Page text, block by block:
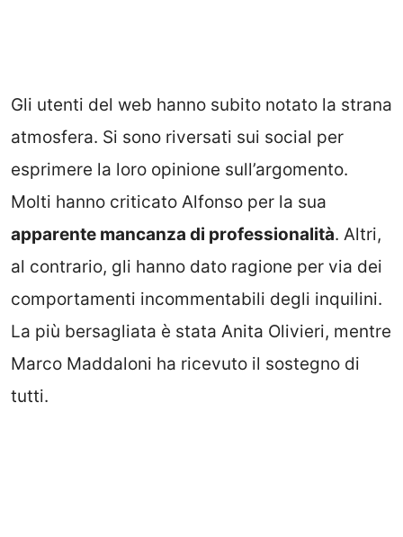
Gli utenti del web hanno subito notato la strana
atmosfera. Si sono riversati sui social per
esprimere la loro opinione sull’argomento.
Molti hanno criticato Alfonso per la sua
apparente mancanza di professionalità. Altri,
al contrario, gli hanno dato ragione per via dei
comportamenti incommentabili degli inquilini.
La più bersagliata è stata Anita Olivieri, mentre
Marco Maddaloni ha ricevuto il sostegno di
tutti.